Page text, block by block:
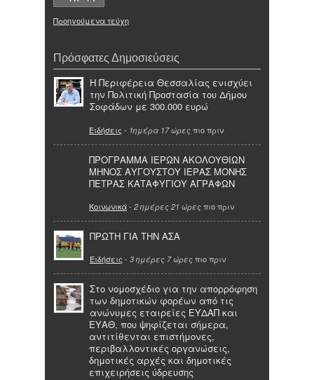
Προηγούμενα τεύχη
Πρόσφατες Δημοσιεύσεις
Η Περιφέρεια Θεσσαλίας ενισχύει
την Πολιτική Προστασία του Δήμου
Σοφάδων με 300.000 ευρώ
Ειδήσεις - 1ημέρα 17 ώρες πιο πριν
ΠΡΟΓΡΑΜΜΑ ΙΕΡΩΝ ΑΚΟΛΟΥΘΙΩΝ
ΜΗΝΟΣ ΑΥΓΟΥΣΤΟΥ ΙΕΡΑΣ ΜΟΝΗΣ
ΠΕΤΡΑΣ ΚΑΤΑΦΥΓΙΟΥ ΑΓΡΑΦΩΝ
Κοινωνικά- 2 ημέρες 21 ώρες πιο πριν
ΠΡΩΤΗ ΓΙΑ ΤΗΝ ΑΣΑ
Ειδήσεις - 3 ημέρες 7 ώρες πιο πριν
Στο νομοσχέδιο για την απορρόφηση
των δημοτικών φορέων από τις
ανώνυμες εταιρείες ΕΥΔΑΠ και
ΕΥΑΘ, που ψηφίζεται σήμερα,
αντιτίθενται επιστήμονες,
περιβαλλοντικές οργανώσεις,
δημοτικές αρχές και δημοτικές
επιχειρήσεις ύδρευσης